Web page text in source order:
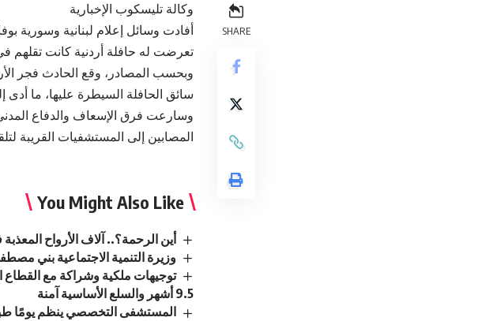
SHARE
وكالة تليسكوب الإخبارية
تعرضت له حافلة أردنية كانت
وبحسب المصادر، وقع الحادث فجر
سائق الحافلة السيطرة عليها، ما أدى
وسارعت فرق الإسعاف والدفاع
المصابين إلى المستشفيات القريبة
You Might Also Like
أين الرحمة؟.. آلاف الأرواح
وزيرة التنمية الاجتماعية بني
توجيهات ملكية وشراكة مع القطاع
9.5 أشهر والسلع الأساسية آمنة
المستشفى التخصصي ينظم يومًا